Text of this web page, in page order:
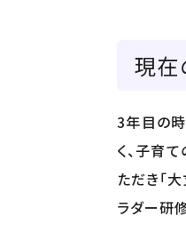
現在
3年目の
く、子育
ただき「
ラダー研